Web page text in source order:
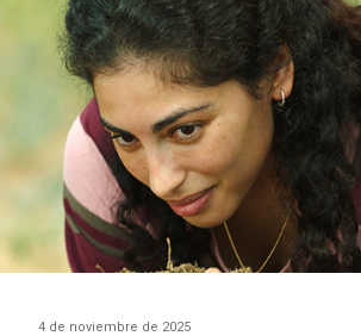
4 de noviembre de 2025